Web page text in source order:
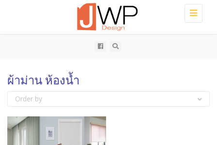
Toggle
ผ้าม่าน ห้องน้ำ
Order by